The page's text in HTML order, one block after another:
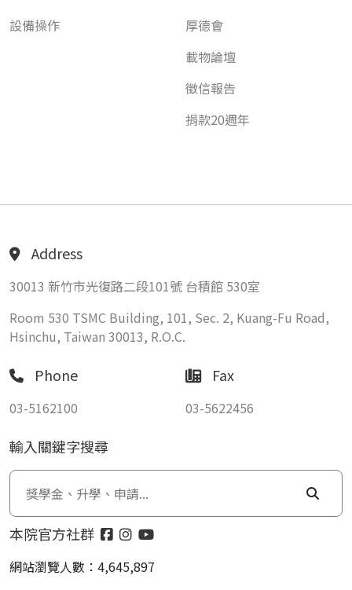
設備操作
厚德會
載物論壇
徵信報告
捐款20週年
Address
30013 新竹市光復路二段101號 台積館 530室
Room 530 TSMC Building, 101, Sec. 2, Kuang-Fu Road,
Hsinchu, Taiwan 30013, R.O.C.
Phone
03-5162100
Fax
03-5622456
輸入關鍵字搜尋
本院官方社群
網站瀏覽人數：4,645,897